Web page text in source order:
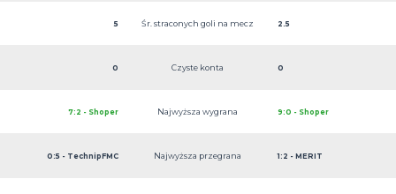
5 Śr. straconych goli na mecz 2.5
0 Czyste konta 0
7:2 - Shoper Najwyższa wygrana 9:0 - Shoper
0:5 - TechnipFMC Najwyższa przegrana 1:2 - MERIT